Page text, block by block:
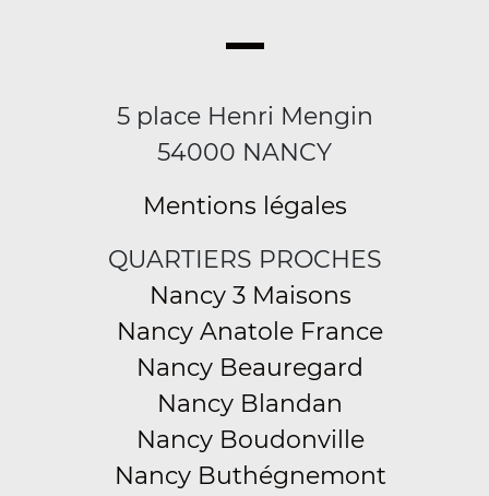
5 place Henri Mengin
54000 NANCY
Mentions légales
QUARTIERS PROCHES
Nancy 3 Maisons
Nancy Anatole France
Nancy Beauregard
Nancy Blandan
Nancy Boudonville
Nancy Buthégnemont